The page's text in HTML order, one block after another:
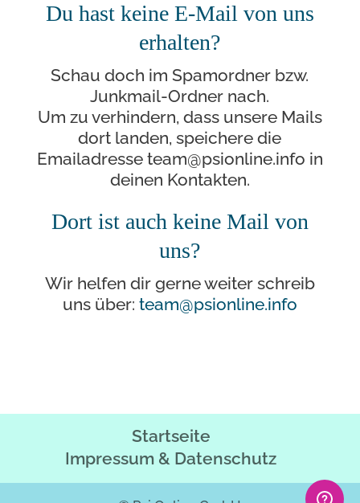
Du hast keine E-Mail von uns
erhalten?
Schau doch im Spamordner bzw.
Junkmail-Ordner nach.
Um zu verhindern, dass unsere Mails
dort landen, speichere die
Emailadresse team@psionline.info in
deinen Kontakten.
Dort ist auch keine Mail von
uns?
Wir helfen dir gerne weiter schreib
uns über: team@psionline.info
Startseite
Impressum & Datenschutz